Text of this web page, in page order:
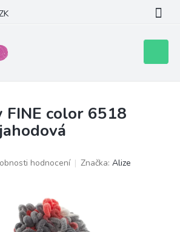
košík
FINE color 6518
hodnocení Značka: Alize